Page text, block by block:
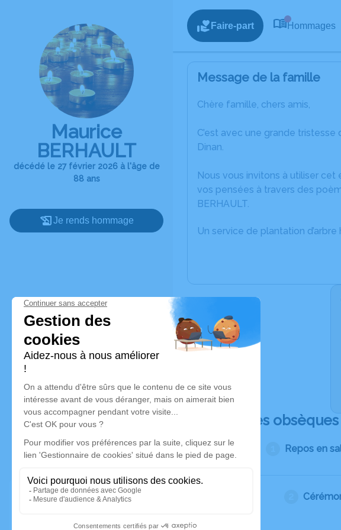
Maurice
BERHAULT
décédé le 27 février 2026 à l'âge de
88 ans
Je rends hommage
Faire-part Hommages
Message de la famille
Chère famille, chers amis,
C’est avec une grande
Dinan.
Nous vous invitons à utiliser
vos pensées à travers des
BERHAULT.
Un service de plantation
Déroulé des obsèques
Repos en